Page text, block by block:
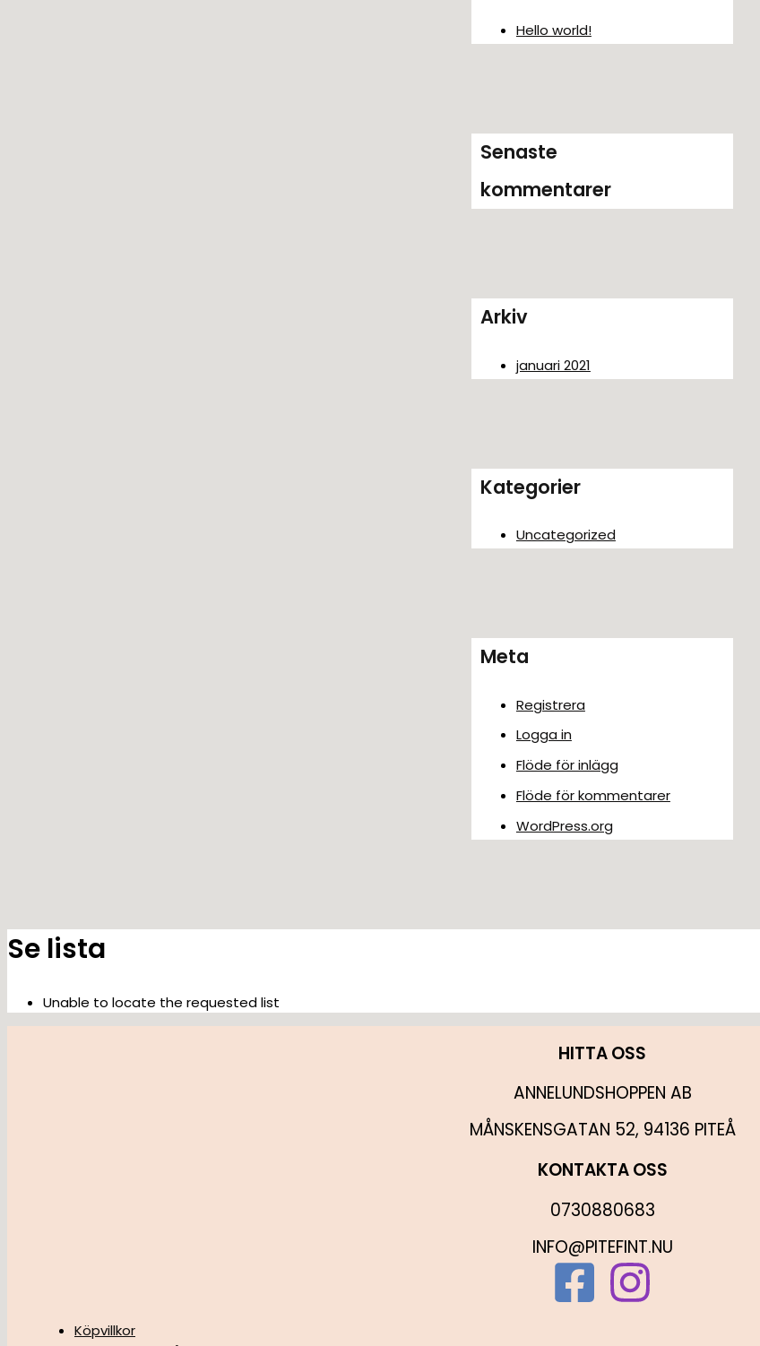
:
Hello world!
Senaste
kommentarer
Arkiv
januari 2021
Kategorier
Uncategorized
Meta
Registrera
Logga in
Flöde för inlägg
Flöde för kommentarer
WordPress.org
Se lista
Unable to locate the requested list
HITTA OSS
ANNELUNDSHOPPEN AB
MÅNSKENSGATAN 52, 94136 PITEÅ
KONTAKTA OSS
0730880683
INFO@PITEFINT.NU
Köpvillkor